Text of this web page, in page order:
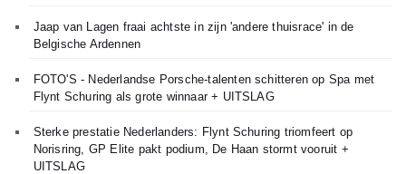
Jaap van Lagen fraai achtste in zijn 'andere thuisrace' in de
Belgische Ardennen
FOTO'S - Nederlandse Porsche-talenten schitteren op Spa met
Flynt Schuring als grote winnaar + UITSLAG
Sterke prestatie Nederlanders: Flynt Schuring triomfeert op
Norisring, GP Elite pakt podium, De Haan stormt vooruit +
UITSLAG